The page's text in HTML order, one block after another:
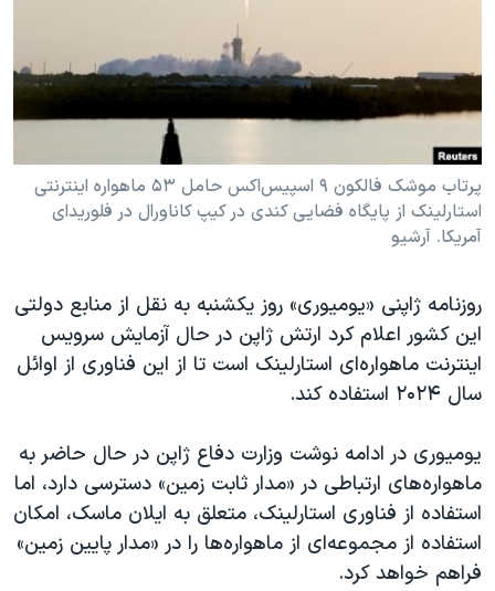
اسرائیل در جنگ
گالری عکس
انتخابات ریاست جمهوری آمریکا ۲۰۲۴
حمله جمهوری اسلامی به اسرائیل
ورزش زنان در ایران
اعتراضات زن، زندگی، آزادی
تریبونال مردمی آبان ۹۸
دادگاه حمید نوری
چهل سال گروگان‌گیری
اعتراضات مردمی آبان ۹۸
اسرائیل در جنگ
نرگس محمدی برنده جایزه نوبل صلح
همایش محافظه‌کاران آمریکا «سی‌پک»
زبانهای مختلف
پرتاب موشک فالکون ۹ اسپیس‌اکس حامل ۵۳ ماهواره اینترنتی
استارلینک از پایگاه فضایی کندی در کیپ کاناورال در فلوریدای
آمریکا. آرشیو
روزنامه ژاپنی «یومیوری» روز یکشنبه به نقل از منابع دولتی
این کشور اعلام کرد ارتش ژاپن در حال آزمایش سرویس
اینترنت ماهواره‌ای استارلینک است تا از این فناوری از اوائل
سال ۲۰۲۴ استفاده کند.
یومیوری در ادامه نوشت وزارت دفاع ژاپن در حال حاضر به
ماهواره‌های ارتباطی در «مدار ثابت زمین» دسترسی دارد، اما
استفاده از فناوری استارلینک، متعلق به ایلان ماسک، امکان
استفاده از مجموعه‌ای از ماهواره‌ها را در «مدار پایین زمین»
فراهم خواهد کرد.